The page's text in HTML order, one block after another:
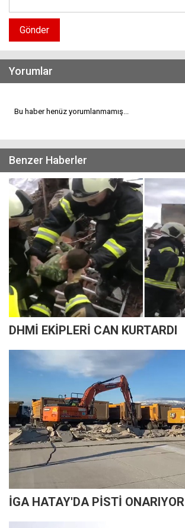
Gönder
Yorumlar
Bu haber henüz yorumlanmamış...
Benzer Haberler
DHMİ EKİPLERİ CAN KURTARDI
İGA HATAY'DA PİSTİ ONARIYOR